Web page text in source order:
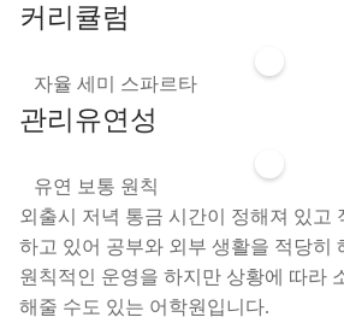
커리큘럼
자율 세미 스파르타
관리유연성
유연 보통 원칙
외출시 저녁 통금 시간이 정해져 있고
하고 있어 공부와 외부 생활을 적당히
원칙적인 운영을 하지만 상황에 따라
해줄 수도 있는 어학원입니다.